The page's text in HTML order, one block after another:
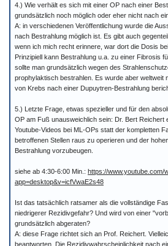
4.) Wie verhält es sich mit einer OP nach einer
grundsätzlich noch möglich oder eher nicht nach
A: in verschiedenen Veröffentlichung wurde die
nach Bestrahlung möglich ist. Es gibt auch
wenn ich mich recht erinnere, war dort die Dosis
Prinzipiell kann Bestrahlung u.a. zu einer Fibrosis
sollte man grundsätzlich wegen des
prophylaktisch bestrahlen. Es wurde aber weltweit
von Krebs nach einer Dupuytren-Bestrahlung
5.) Letzte Frage, etwas spezieller und für den
OP am Fuß unausweichlich sein: Dr. Bert Reichert
Youtube-Videos bei ML-OPs statt der kompletten
betroffenen Stellen raus zu operieren und der
Bestrahlung vorzubeugen.
siehe ab 4:30-6:00 Min.: https://www.youtube.com/
app=desktop&v=icfVwaE2s48
Ist das tatsächlich ratsamer als die vollständige
niedrigerer Rezidivgefahr? Und wird von einer
grundsätzlich abgeraten?
A: diese Frage richtet sich an Prof. Reichert.
beantworten. Die Rezidivwahrscheinlichkeit nach